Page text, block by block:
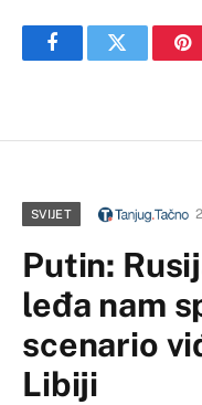
FacebookTwitter
SVIJET
Putin:
leđa nam
scenario
Libiji